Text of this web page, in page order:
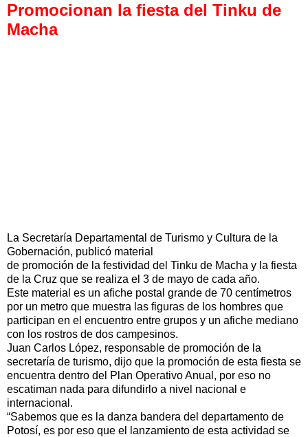
Promocionan la fiesta del Tinku de
Macha
La Secretaría Departamental de Turismo y Cultura de la
Gobernación, publicó material
de promoción de la festividad del Tinku de Macha y la fiesta
de la Cruz que se realiza el 3 de mayo de cada año.
Este material es un afiche postal grande de 70 centímetros
por un metro que muestra las figuras de los hombres que
participan en el encuentro entre grupos y un afiche mediano
con los rostros de dos campesinos.
Juan Carlos López, responsable de promoción de la
secretaría de turismo, dijo que la promoción de esta fiesta se
encuentra dentro del Plan Operativo Anual, por eso no
escatiman nada para difundirlo a nivel nacional e
internacional.
“Sabemos que es la danza bandera del departamento de
Potosí, es por eso que el lanzamiento de esta actividad se